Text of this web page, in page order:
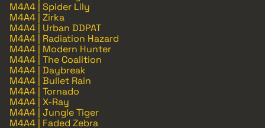
M4A4 | Spider Lily
M4A4 | Zirka
M4A4 | Urban DDPAT
M4A4 | Radiation Hazard
M4A4 | Modern Hunter
M4A4 | The Coalition
M4A4 | Daybreak
M4A4 | Bullet Rain
M4A4 | Tornado
M4A4 | X-Ray
M4A4 | Jungle Tiger
M4A4 | Faded Zebra